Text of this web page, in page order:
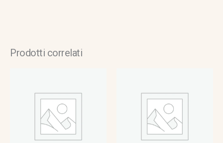
Prodotti correlati